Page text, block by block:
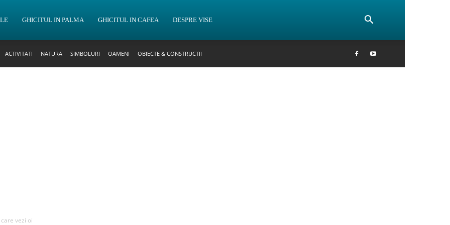
GHICITUL IN PALMA GHICITUL IN CAFEA DESPRE VISE
ACTIVITATI NATURA SIMBOLURI OAMENI OBIECTE & CONSTRUCTII
vezi oi